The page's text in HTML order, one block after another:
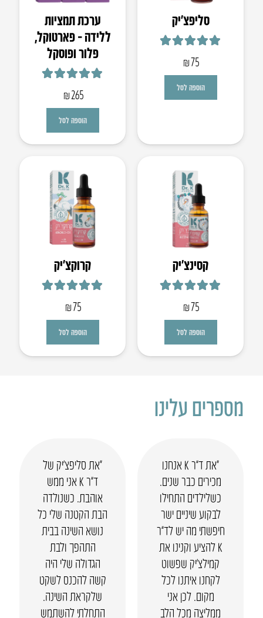
סליפצ’יק
4.93
₪75
הוספה לסל
ערכת תמציות
ללידה – פארטוקל,
פלור ופוסקל
דורג5.00
₪265
הוספה לסל
קסינצ’יק
5.00
₪75
הוספה לסל
קרוקצ׳יק
5.00
₪75
הוספה לסל
מספרים עלינו
“את ד”ר K אנחנו
מכירים כבר שנים.
כשלילדים התחילו
לבקוע שיניים ישר
חיפשתי מה יש לד”ר
K להציע וקנינו את
קמילצ’יק שפשוט
לקחנו איתנו לכל
מקום. לכן אני
ממליצה מכל הלב
“את סליפצ’יק של
ד”ר K אני ממש
אוהבת. כשנולדה
הבת הקטנה שלי כל
נושא השינה בבית
התהפך ולבת
הגדולה שלי היה
קשה להכנס לשקט
שלקראת השינה.
התחלתי להשתמש